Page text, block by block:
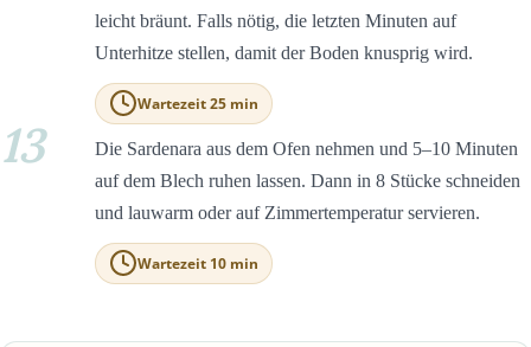
leicht bräunt. Falls nötig, die letzten Minuten auf
Unterhitze stellen, damit der Boden knusprig wird.
Wartezeit 25 min
13
Die Sardenara aus dem Ofen nehmen und 5–10 Minuten
auf dem Blech ruhen lassen. Dann in 8 Stücke schneiden
und lauwarm oder auf Zimmertemperatur servieren.
Wartezeit 10 min